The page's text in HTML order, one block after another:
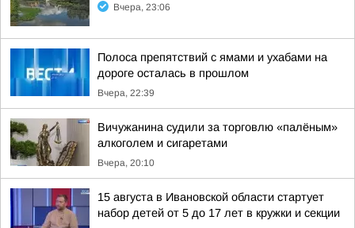
Вчера, 23:06
Полоса препятствий с ямами и ухабами на
дороге осталась в прошлом
Вчера, 22:39
Вичужанина судили за торговлю «палёным»
алкоголем и сигаретами
Вчера, 20:10
15 августа в Ивановской области стартует
набор детей от 5 до 17 лет в кружки и секции